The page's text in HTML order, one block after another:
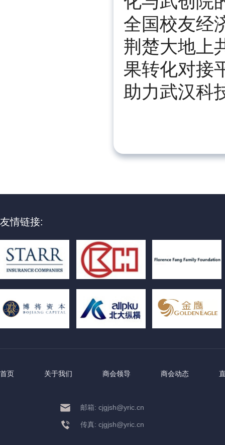
全国校友经
荆楚大地上
果转化对接
助力武汉科
友情链接:
首页 关于我们 商会领导 商会动态
邮箱: cjgjsh@yric.cn
传真: cjgjsh@yric.cn